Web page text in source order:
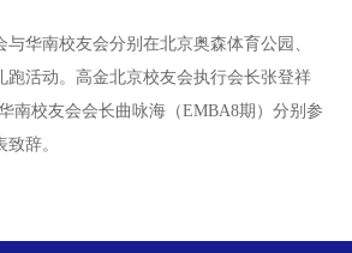
华南校友会分别在北京奥森体育公园、
跑活动。高金北京校友会执行会长张登祥
南校友会会长曲咏海（EMBA8期）分别参
辞。